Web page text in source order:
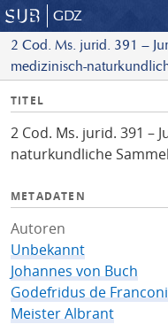
GDZ
2 Cod. Ms. jurid. 391 –
medizinisch-
I
f
o
TITEL
2 Cod. Ms. jurid. 391 –
naturkundliche
METADATEN
Autoren
Unbekannt
Johannes von Buch
Godefridus de
Meister Albrant